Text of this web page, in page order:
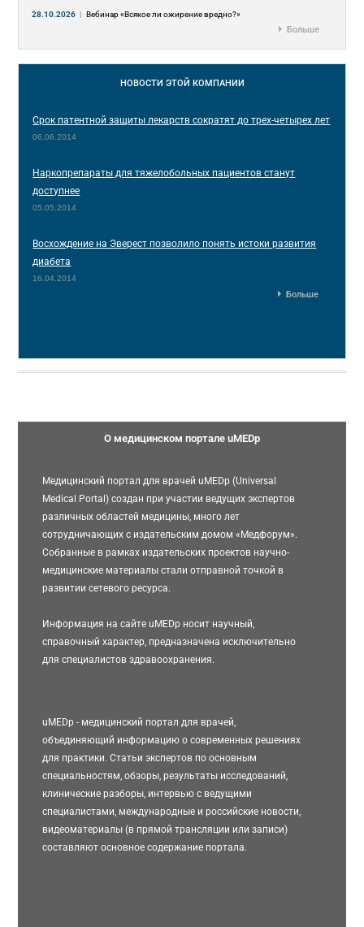
28.10.2026 | Вебинар «Всякое ли ожирение вредно?»
Больше
НОВОСТИ ЭТОЙ КОМПАНИИ
Срок патентной защиты лекарств сократят до трех-четырех лет
06.06.2014
Наркопрепараты для тяжелобольных пациентов станут
доступнее
05.05.2014
Восхождение на Эверест позволило понять истоки развития
диабета
16.04.2014
Больше
О медицинском портале uMEDp
Медицинский портал для врачей uMEDp (Universal
Medical Portal) создан при участии ведущих экспертов
различных областей медицины, много лет
сотрудничающих с издательским домом «Медфорум».
Собранные в рамках издательских проектов научно-
медицинские материалы стали отправной точкой в
развитии сетевого ресурса.
Информация на сайте uMEDp носит научный,
справочный характер, предназначена исключительно
для специалистов здравоохранения.
uMEDp - медицинский портал для врачей,
объединяющий информацию о современных решениях
для практики. Статьи экспертов по основным
специальностям, обзоры, результаты исследований,
клинические разборы, интервью с ведущими
специалистами, международные и российские новости,
видеоматериалы (в прямой трансляции или записи)
составляют основное содержание портала.